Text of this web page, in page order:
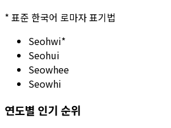
*표준 한국어 로마자 표기법
Seohwi*
Seohui
Seowhee
Seowhi
연도별 인기 순위